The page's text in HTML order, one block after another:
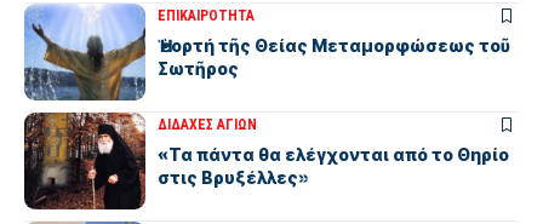
ΕΠΙΚΑΙΡΟΤΗΤΑ
Ἡ ἑορτή τῆς Θείας Μεταμορφώσεως τοῦ
Σωτῆρος
ΔΙΔΑΧΕΣ ΑΓΙΩΝ
«Τα πάντα θα ελέγχονται από το Θηρίο
στις Βρυξέλλες»